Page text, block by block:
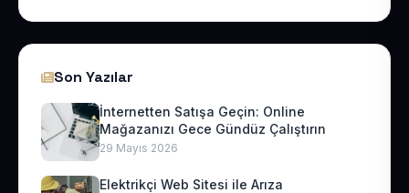
Son Yazılar
İnternetten Satışa Geçin: Online
Mağazanızı Gece Gündüz Çalıştırın
29 Mayıs 2026
Elektrikçi Web Sitesi ile Arıza